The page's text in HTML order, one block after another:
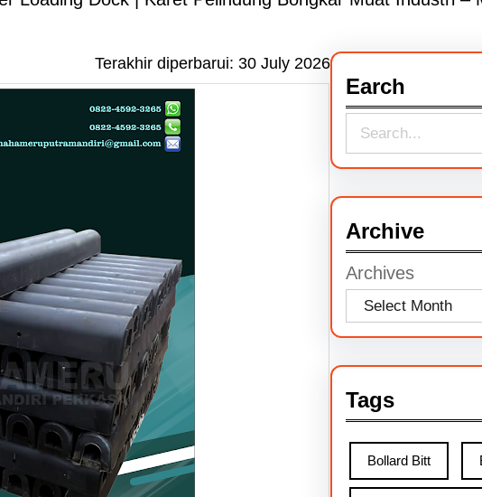
Terakhir diperbarui: 30 July 2026
Earch
e
r
c
h
Archive
Archives
Tags
Bollard Bitt